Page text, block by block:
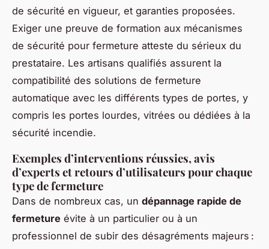
de sécurité en vigueur, et garanties proposées.
Exiger une preuve de formation aux mécanismes
de sécurité pour fermeture atteste du sérieux du
prestataire. Les artisans qualifiés assurent la
compatibilité des solutions de fermeture
automatique avec les différents types de portes, y
compris les portes lourdes, vitrées ou dédiées à la
sécurité incendie.
Exemples d’interventions réussies, avis
d’experts et retours d’utilisateurs pour chaque
type de fermeture
Dans de nombreux cas, un dépannage rapide de
fermeture évite à un particulier ou à un
professionnel de subir des désagréments majeurs :